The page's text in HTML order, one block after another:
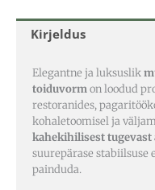
Kirjeldus
Elegantne ja luksuslik
toiduvormon loodud
restoranides,
kohaletoomisel ja
kahekihilisest
suurepärase stabiilsuse
painduda.